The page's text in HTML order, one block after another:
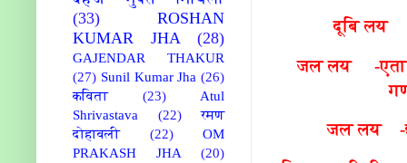
दूबि लय -
जल लय -एतानि
जल लय -
(33)
ROSHAN
KUMAR JHA
(28)
GAJENDAR THAKUR
(27) Sunil Kumar Jha (26)
कविता
(23)
Atul
Shrivastava
(22)
रमण
दोहावली
(22)
OM
PRAKASH JHA
(20)